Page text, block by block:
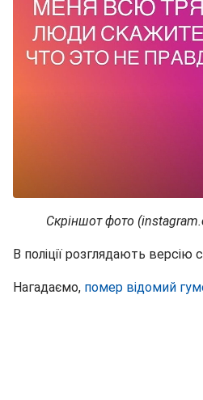
Скріншот фото
В поліції розглядають версію
Нагадаємо, помер відомий